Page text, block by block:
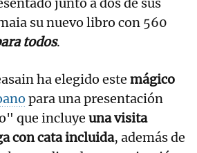
junto a dos de sus
su nuevo libro con 560
todos.
ha elegido este mágico
para una presentación
que incluye una visita
con cata incluida, además de